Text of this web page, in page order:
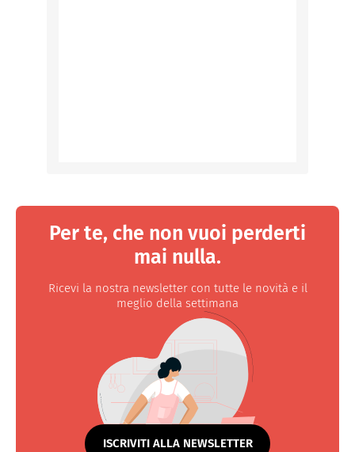
Per te, che non vuoi perderti
mai nulla.
Ricevi la nostra newsletter con tutte le novità e il
meglio della settimana
ISCRIVITI ALLA NEWSLETTER